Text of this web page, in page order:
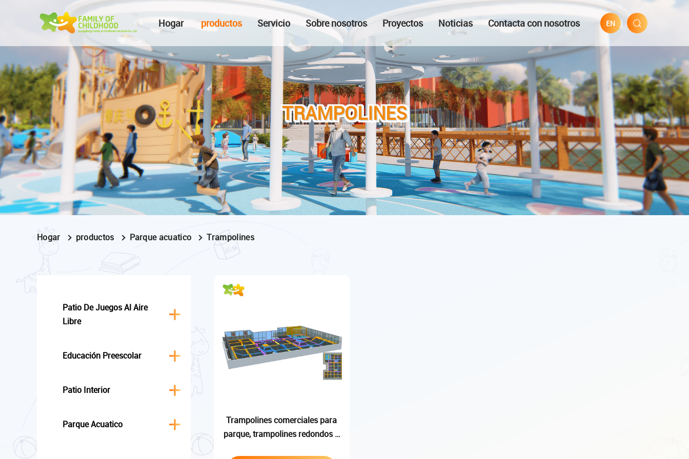
Hogar productos Servicio Sobre nosotros Proyectos Noticias Contacta con nosotros EN
TRAMPOLINES
Hogar productos Parque acuatico Trampolines
Patio De Juegos Al Aire
Libre
Educación Preescolar
Patio Interior
Parque Acuatico
Trampolines comerciales para
parque, trampolines redondos a